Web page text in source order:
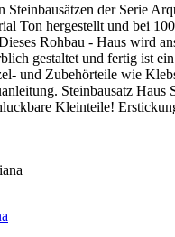
der Serie
Ton hergestellt und bei
Rohbau - Haus wird
gestaltet und fertig ist
und Zubehörteile wie
Steinbausatz
Kleinteile!